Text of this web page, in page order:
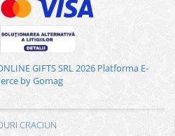
GIFTS SRL 2026 Platforma E-
by Gomag
CRACIUN